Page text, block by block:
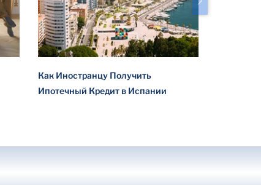
Как Иностранцу Получить
Ипотечный Кредит в Испании